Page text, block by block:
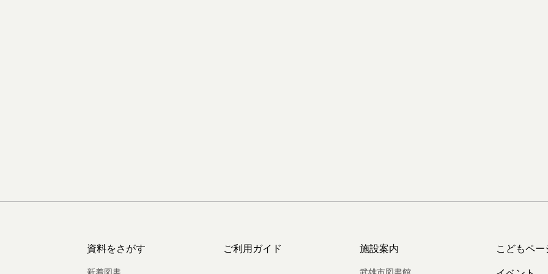
資料をさがす
新着図書
ご利用ガイド 施設案内
武雄市図書館
こどもペー